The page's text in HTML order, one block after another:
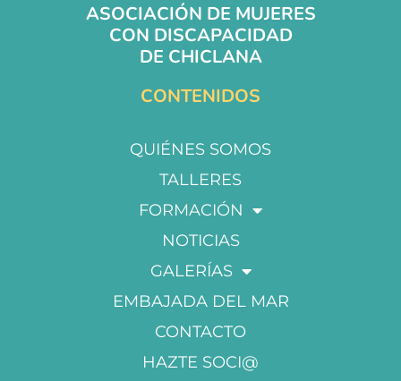
ASOCIACIÓN DE MUJERES
CON DISCAPACIDAD
DE CHICLANA
CONTENIDOS
QUIÉNES SOMOS
TALLERES
FORMACIÓN
NOTICIAS
GALERÍAS
EMBAJADA DEL MAR
CONTACTO
HAZTE SOCI@